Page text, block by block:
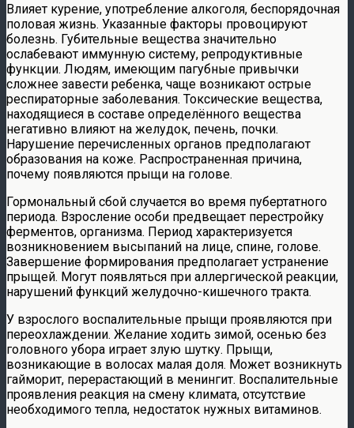
Влияет курение, употребление алкоголя, беспорядочная
половая жизнь. Указанные факторы провоцируют
болезнь. Губительные вещества значительно
ослабевают иммунную систему, репродуктивные
функции. Людям, имеющим пагубные привычки
сложнее завести ребенка, чаще возникают острые
респираторные заболевания. Токсические вещества,
находящиеся в составе определённого вещества
негативно влияют на желудок, печень, почки.
Нарушение перечисленных органов предполагают
образования на коже. Распространенная причина,
почему появляются прыщи на голове.
Гормональный сбой случается во время пубертатного
периода. Взросление особи предвещает перестройку
ферментов, организма. Период характеризуется
возникновением высыпаний на лице, спине, голове.
Завершение формирования предполагает устранение
прыщей. Могут появляться при аллергической реакции,
нарушений функций желудочно-кишечного тракта.
У взрослого воспалительные прыщи проявляются при
переохлаждении. Желание ходить зимой, осенью без
головного убора играет злую шутку. Прыщи,
возникающие в волосах малая доля. Может возникнуть
гайморит, перерастающий в менингит. Воспалительные
проявления реакция на смену климата, отсутствие
необходимого тепла, недостаток нужных витаминов.